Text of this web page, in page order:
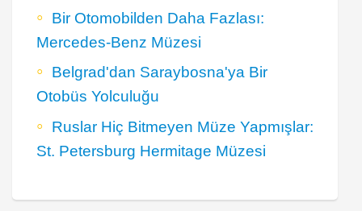
Bir Otomobilden Daha Fazlası:
Mercedes-Benz Müzesi
Belgrad'dan Saraybosna'ya Bir
Otobüs Yolculuğu
Ruslar Hiç Bitmeyen Müze Yapmışlar:
St. Petersburg Hermitage Müzesi